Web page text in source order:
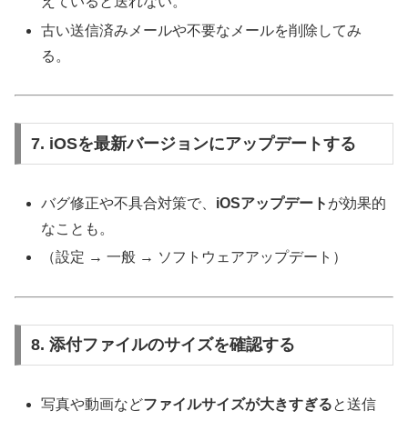
古い送信済みメールや不要なメールを削除してみ
る。
7. iOSを最新バージョンにアップデートする
バグ修正や不具合対策で、 iOSアップデート が効果的
なことも。
（設定 → 一般 → ソフトウェアアップデート）
8. 添付ファイルのサイズを確認する
写真や動画などファイルサイズが大きすぎると送信